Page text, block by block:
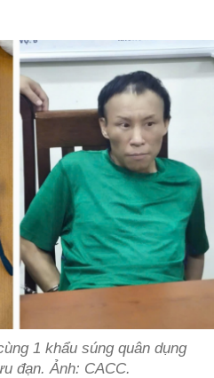
1 khẩu súng quân dụng
đạn. Ảnh: CACC.